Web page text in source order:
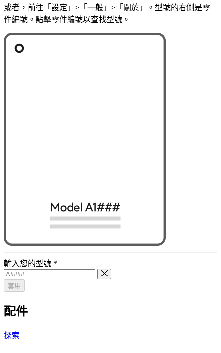
或者，前往「設定」>「一般」>「關於」。型號的右側是零
件編號。點擊零件編號以查找型號。
輸入您的型號 *
套用
配件
探索